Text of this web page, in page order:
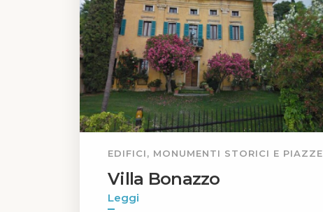
EDIFICI, MONUMENTI STORICI E PIAZZE
Villa Bonazzo
Leggi